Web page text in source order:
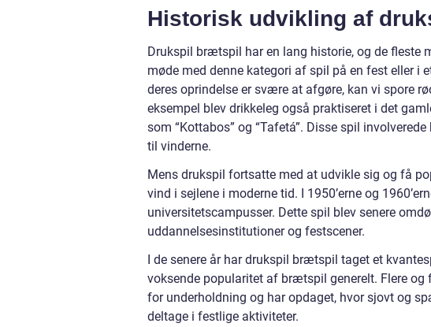
Historisk udvikling af
Drukspil brætspil har en lang historie, og de fleste
møde med denne kategori af spil på en fest eller
deres oprindelse er svære at afgøre, kan vi spore
eksempel blev drikkeleg også praktiseret i det
som “Kottabos” og “Tafetá”. Disse spil
til vinderne.
Mens drukspil fortsatte med at udvikle sig og få
vind i sejlene i moderne tid. I 1950’erne og
universitetscampusser. Dette spil blev senere
uddannelsesinstitutioner og festscener.
I de senere år har drukspil brætspil taget et
voksende popularitet af brætspil generelt. Flere og
for underholdning og har opdaget, hvor sjovt og
deltage i festlige aktiviteter.